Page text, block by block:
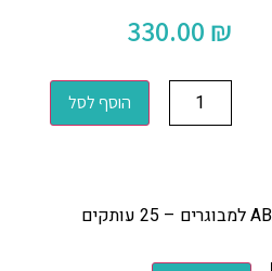
330.00 ₪
הוסף לסל